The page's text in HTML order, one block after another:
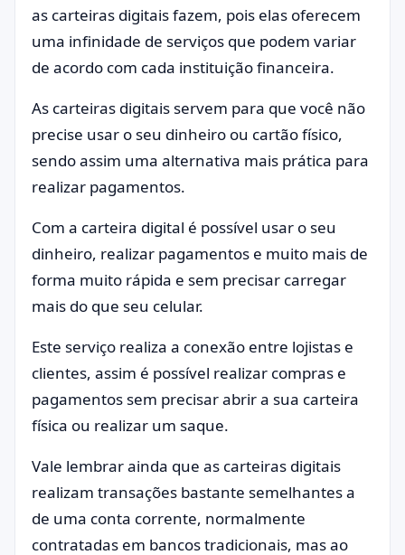
as carteiras digitais fazem, pois elas oferecem
uma infinidade de serviços que podem variar
de acordo com cada instituição financeira.
As carteiras digitais servem para que você não
precise usar o seu dinheiro ou cartão físico,
sendo assim uma alternativa mais prática para
realizar pagamentos.
Com a carteira digital é possível usar o seu
dinheiro, realizar pagamentos e muito mais de
forma muito rápida e sem precisar carregar
mais do que seu celular.
Este serviço realiza a conexão entre lojistas e
clientes, assim é possível realizar compras e
pagamentos sem precisar abrir a sua carteira
física ou realizar um saque.
Vale lembrar ainda que as carteiras digitais
realizam transações bastante semelhantes a
de uma conta corrente, normalmente
contratadas em bancos tradicionais, mas ao